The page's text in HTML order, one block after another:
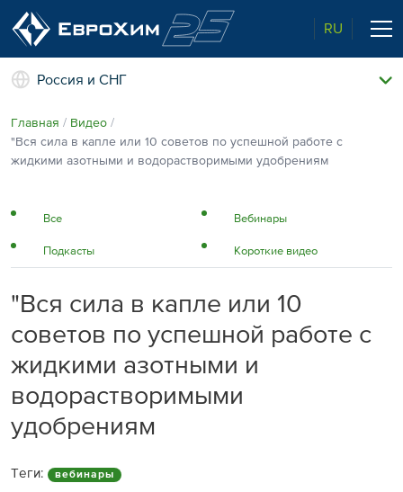
RU
Наши удобрения
О нас
Поддержка и сопровождение
Экологичность
Полевые опыты
Центр знаний
Россия и СНГ
Главная
Видео
"Вся сила в капле или 10 советов по успешной работе с
жидкими азотными и водорастворимыми удобрениям
Все Вебинары
Подкасты Короткие видео
"Вся сила в капле или 10
советов по успешной работе с
жидкими азотными и
водорастворимыми
удобрениям
Теги: вебинары